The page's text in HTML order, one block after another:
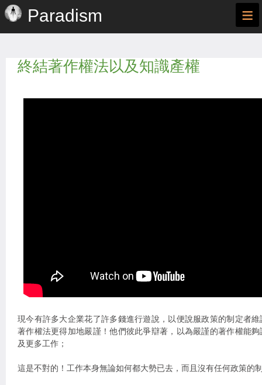
Paradism ≡
終結著作權法以及知識產權
現今有許多大企業花了許多錢進行遊說，以便說服政策的制定者
著作權法更得加地嚴謹！他們彼此爭辯著，以為嚴謹的著作權能
及更多工作；
這是不對的！工作本身無論如何都大勢已去，而且沒有任何政策的